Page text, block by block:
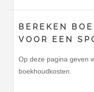
BEREKEN
VOOR EEN
Op deze pagina geven
boekhoudkosten.